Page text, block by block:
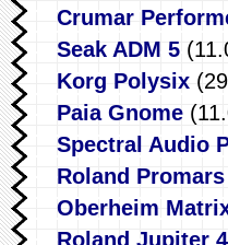
Crumar
Seak ADM 5
Korg Polysix
Paia Gnome
Spectral Audio
Roland Promars
Oberheim
Roland Jupiter 4